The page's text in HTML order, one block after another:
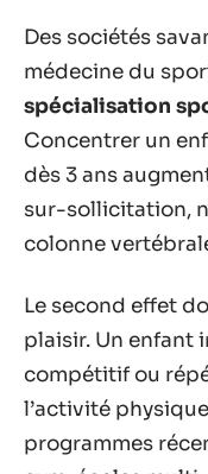
Des sociétés
médecine du
spécialisation
Concentrer un
dès 3 ans
sur-sollicitation,
colonne
Le second effet
plaisir. Un enfant
compétitif ou
l’activité
programmes